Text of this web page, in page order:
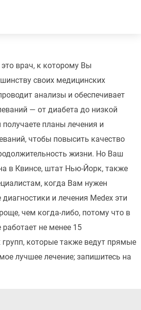
врач, к которому Вы
своих медицинских
анализы и обеспечивает
— от диабета до низкой
планы лечения и
чтобы повысить качество
жизни. Но Ваш
в Квинсе, штат Нью-Йорк, также
когда Вам нужен
и лечения Medex эти
чем когда-либо, потому что в
не менее 15
которые также ведут прямые
лучшее лечение; запишитесь на